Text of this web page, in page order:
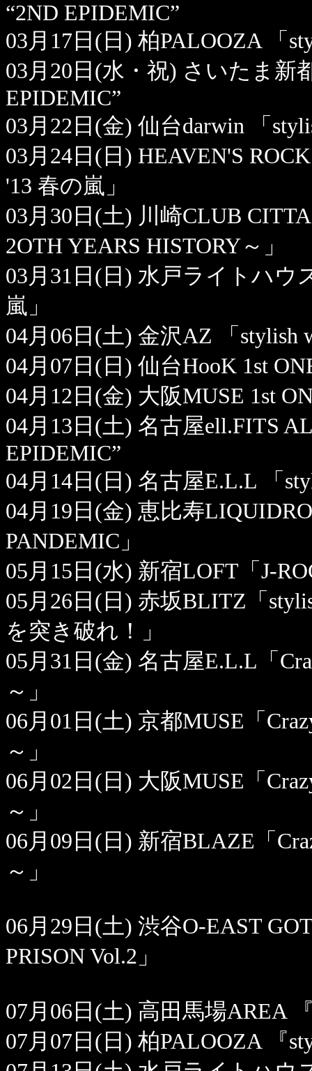
“2ND EPIDEMIC”
03月17日(日) 柏PALOOZA 「
03月20日(水・祝) さいたま新
EPIDEMIC”
03月22日(金) 仙台darwin 「
03月24日(日) HEAVEN'S
'13 春の嵐」
03月30日(土) 川崎CLUB
2OTH YEARS HISTORY～」
03月31日(日) 水戸ライトハウ
嵐」
04月06日(土) 金沢AZ 「stylish
04月07日(日) 仙台HooK 1st
04月12日(金) 大阪MUSE 1st
04月13日(土) 名古屋ell.FITS
EPIDEMIC”
04月14日(日) 名古屋E.L.L 「
04月19日(金) 恵比寿
PANDEMIC」
05月15日(水) 新宿LOFT「J-
05月26日(日) 赤坂BLITZ「
を突き破れ！」
05月31日(金) 名古屋E.L.L「
～」
06月01日(土) 京都MUSE「
～」
06月02日(日) 大阪MUSE「
～」
06月09日(日) 新宿BLAZE「
～」
06月29日(土) 渋谷O-EAST
PRISON Vol.2」
07月06日(土) 高田馬場AREA
07月07日(日) 柏PALOOZA 『